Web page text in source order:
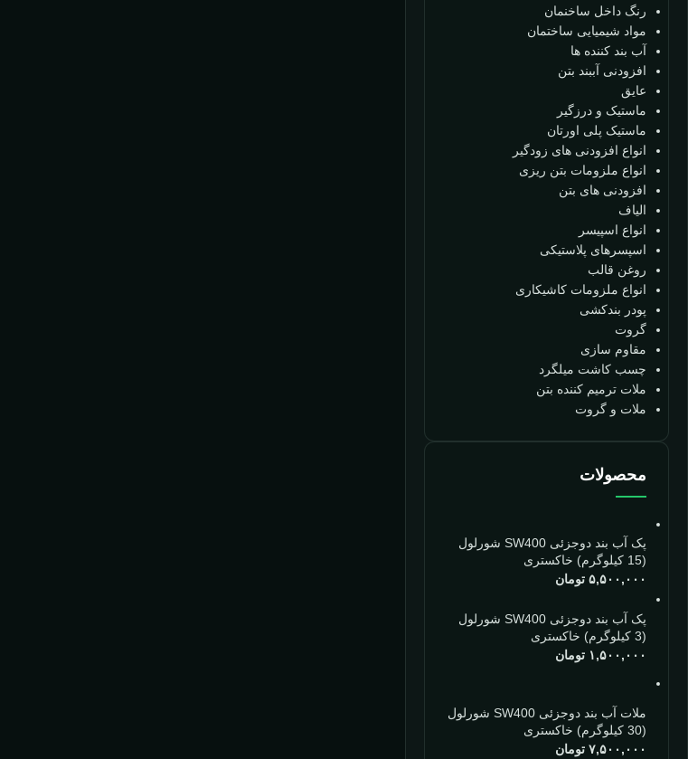
رنگ داخل ساخنمان
مواد شیمیایی ساختمان
آب بند کننده ها
افزودنی آببند بتن
عایق
ماستیک و درزگیر
ماستیک پلی اورتان
انواع افزودنی های زودگیر
انواع ملزومات بتن ریزی
افزودنی های بتن
الیاف
انواع اسپیسر
اسپسرهای پلاستیکی
روغن قالب
انواع ملزومات کاشیکاری
پودر بندکشی
گروت
مقاوم سازی
چسب کاشت میلگرد
ملات ترمیم کننده بتن
ملات و گروت
محصولات
پک آب بند دوجزئی SW400 شورلول
(15 کیلوگرم) خاکستری
۵,۵۰۰,۰۰۰ تومان
پک آب بند دوجزئی SW400 شورلول
(3 کیلوگرم) خاکستری
۱,۵۰۰,۰۰۰ تومان
ملات آب بند دوجزئی SW400 شورلول
(30 کیلوگرم) خاکستری
۷,۵۰۰,۰۰۰ تومان